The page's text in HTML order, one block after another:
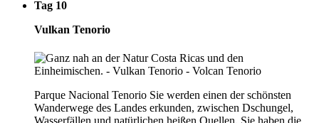
Tag 10
Vulkan Tenorio
Parque Nacional Tenorio Sie werden einen der schönsten
Wanderwege des Landes erkunden, zwischen Dschungel,
Wasserfällen und natürlichen heißen Quellen. Sie haben die